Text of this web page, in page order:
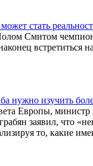
стать
Смитом
нужно изучить
Европы,
заявил, что
то, какие